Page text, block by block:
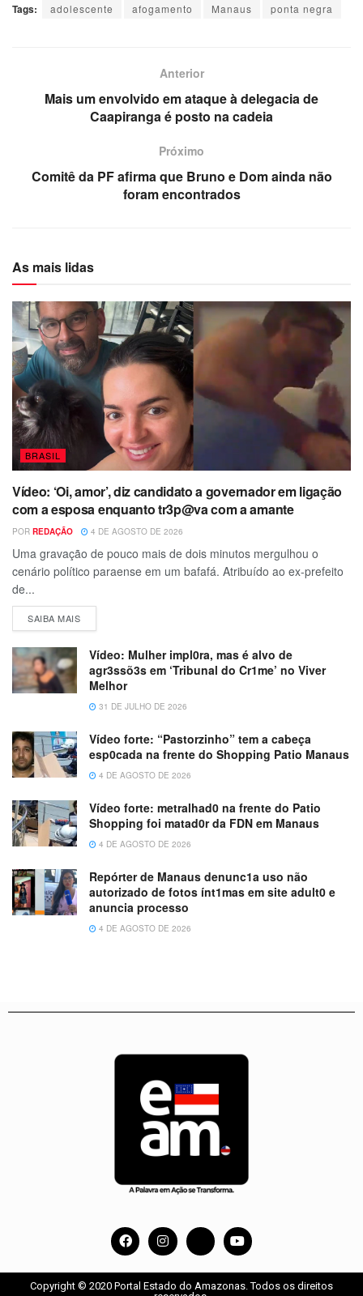
Tags: adolescente afogamento Manaus ponta negra
Anterior
Mais um envolvido em ataque à delegacia de
Caapiranga é posto na cadeia
Próximo
Comitê da PF afirma que Bruno e Dom ainda não
foram encontrados
As mais lidas
BRASIL
Vídeo: ‘Oi, amor’, diz candidato a governador em ligação
com a esposa enquanto tr3p@va com a amante
POR REDAÇÃO 4 DE AGOSTO DE 2026
Uma gravação de pouco mais de dois minutos mergulhou o
cenário político paraense em um bafafá. Atribuído ao ex-prefeito
de...
SAIBA MAIS
Vídeo: Mulher impl0ra, mas é alvo de
agr3ssõ3s em ‘Tribunal do Cr1me’ no Viver
Melhor
31 DE JULHO DE 2026
Vídeo forte: “Pastorzinho” tem a cabeça
esp0cada na frente do Shopping Patio Manaus
4 DE AGOSTO DE 2026
Vídeo forte: metralhad0 na frente do Patio
Shopping foi matad0r da FDN em Manaus
4 DE AGOSTO DE 2026
Repórter de Manaus denunc1a uso não
autorizado de fotos ínt1mas em site adult0 e
anuncia processo
4 DE AGOSTO DE 2026
Copyright © 2020 Portal Estado do Amazonas. Todos os direitos